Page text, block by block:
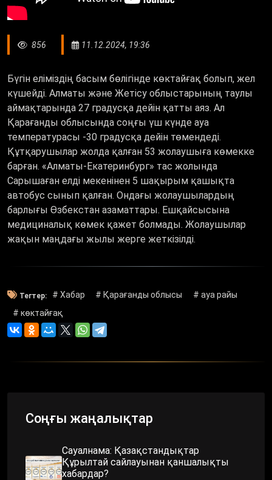
856 11.12.2024, 19:36
Бүгін еліміздің басым бөлігінде көктайғақ болып, жел
күшейді. Алматы және Жетісу облыстарының таулы
аймақтарында 27 градусқа дейін қатты аяз. Ал
Қарағанды облысында соңғы үш күнде ауа
температурасы -30 градусқа дейін төмендеді.
Құтқарушылар жолда қалған 53 жолаушыға көмекке
барған. «Алматы-Екатеринбург» тас жолында
Сарышаған елді мекенінен 5 шақырым қашықта
автобус сынып қалған. Ондағы жолаушылардың
барлығы Өзбекстан азаматтары. Ешқайсысына
медициналық көмек қажет болмады. Жолаушылар
жақын маңдағы жылы жерге жеткізілді.
Тегтер: # Хабар # Қарағанды облысы
# ауа райы
# көктайғақ
Соңғы жаңалықтар
Сауалнама: Қазақстандықтар
Құрылтай сайлауынан қаншалықты
хабардар?